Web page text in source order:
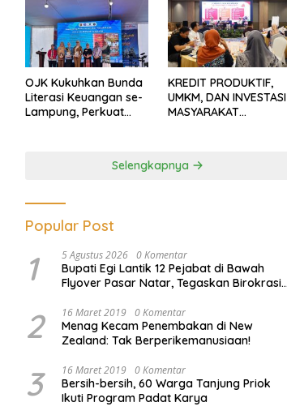
OJK Kukuhkan Bunda
Literasi Keuangan se-
Lampung, Perkuat
KREDIT PRODUKTIF,
UMKM, DAN INVESTASI
MASYARAKAT
Selengkapnya
Popular Post
1 5 Agustus 2026 0 Komentar
Bupati Egi Lantik 12 Pejabat di Bawah
Flyover Pasar Natar, Tegaskan Birokrasi
2 16 Maret 2019 0 Komentar
Menag Kecam Penembakan di New
Zealand: Tak Berperikemanusiaan!
3 16 Maret 2019 0 Komentar
Bersih-bersih, 60 Warga Tanjung Priok
Ikuti Program Padat Karya